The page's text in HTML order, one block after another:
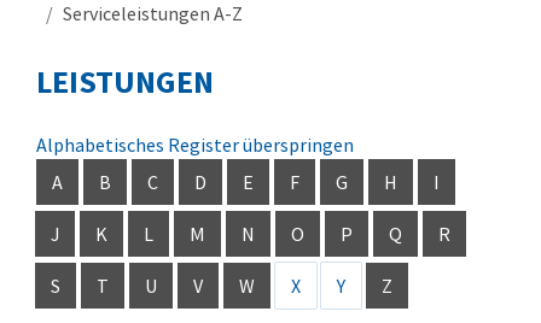
Serviceleistungen A-Z
LEISTUNGEN
Alphabetisches Register überspringen
A
B C D E F G H I
J K L M N O P Q R
S T U V W X Y Z